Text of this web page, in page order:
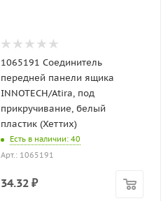
1065191 Соединитель
передней панели ящика
INNOTECH/Atira, под
прикручивание, белый
пластик (Хеттих)
Есть в наличии: 40
Арт.: 1065191
34.32 ₽